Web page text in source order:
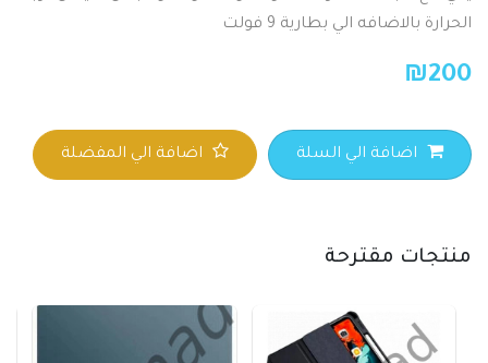
الحرارة بالاضافه الي بطارية 9 فولت
₪200
اضافة الي السلة اضافة الي المفضلة
منتجات مقترحة